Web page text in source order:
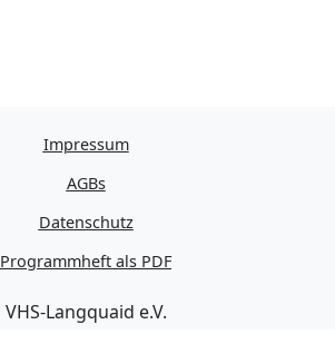
Impressum
AGBs
Datenschutz
Programmheft als PDF
VHS-Langquaid e.V.